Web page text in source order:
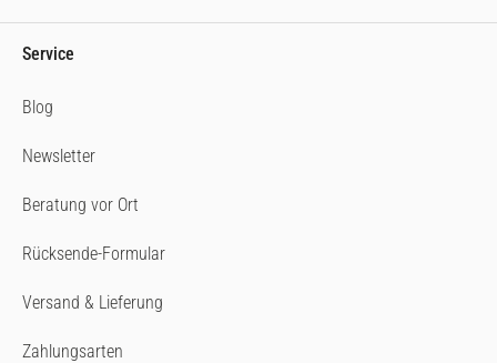
Service
Blog
Newsletter
Beratung vor Ort
Rücksende-Formular
Versand & Lieferung
Zahlungsarten